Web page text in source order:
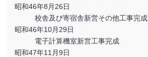
昭和46年8月26日
校舎及び寄宿舎新営その他工事完成
昭和46年10月29日
電子計算機室新営工事完成
昭和47年11月9日